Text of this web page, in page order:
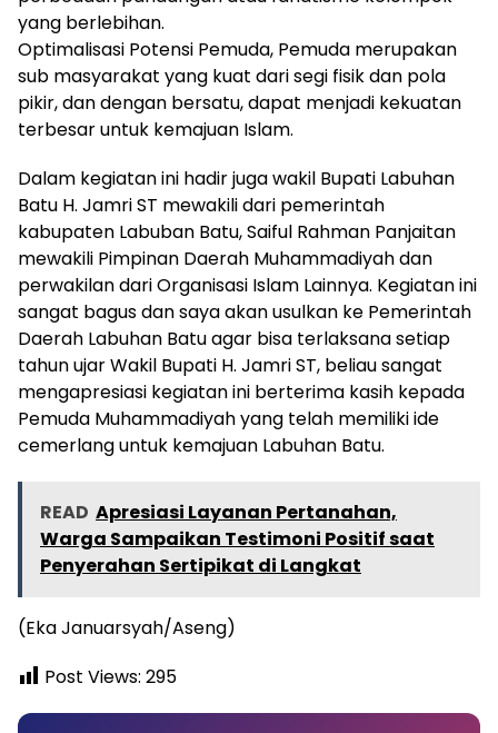
yang berlebihan.
Optimalisasi Potensi Pemuda, Pemuda merupakan
sub masyarakat yang kuat dari segi fisik dan pola
pikir, dan dengan bersatu, dapat menjadi kekuatan
terbesar untuk kemajuan Islam.
Dalam kegiatan ini hadir juga wakil Bupati Labuhan
Batu H. Jamri ST mewakili dari pemerintah
kabupaten Labuban Batu, Saiful Rahman Panjaitan
mewakili Pimpinan Daerah Muhammadiyah dan
perwakilan dari Organisasi Islam Lainnya. Kegiatan ini
sangat bagus dan saya akan usulkan ke Pemerintah
Daerah Labuhan Batu agar bisa terlaksana setiap
tahun ujar Wakil Bupati H. Jamri ST, beliau sangat
mengapresiasi kegiatan ini berterima kasih kepada
Pemuda Muhammadiyah yang telah memiliki ide
cemerlang untuk kemajuan Labuhan Batu.
READ Apresiasi Layanan Pertanahan,
Warga Sampaikan Testimoni Positif saat
Penyerahan Sertipikat di Langkat
(Eka Januarsyah/Aseng)
Post Views: 295